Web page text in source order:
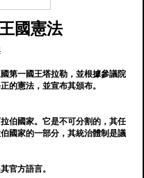
國憲法
第一國王塔拉勒，並根據參議院
的憲法，並宣布其頒布。
伯國家。它是不可分割的，其任
國家的一部分，其統治體制是議
官方語言。